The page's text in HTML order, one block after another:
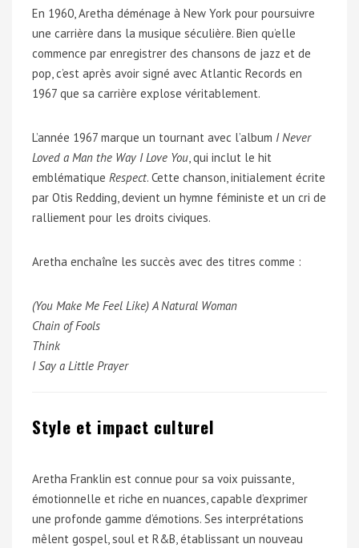
En 1960, Aretha déménage à New York pour poursuivre
une carrière dans la musique séculière. Bien qu’elle
commence par enregistrer des chansons de jazz et de
pop, c’est après avoir signé avec Atlantic Records en
1967 que sa carrière explose véritablement.
L’année 1967 marque un tournant avec l’album I Never
Loved a Man the Way I Love You, qui inclut le hit
emblématique Respect. Cette chanson, initialement écrite
par Otis Redding, devient un hymne féministe et un cri de
ralliement pour les droits civiques.
Aretha enchaîne les succès avec des titres comme :
(You Make Me Feel Like) A Natural Woman
Chain of Fools
Think
I Say a Little Prayer
Style et impact culturel
Aretha Franklin est connue pour sa voix puissante,
émotionnelle et riche en nuances, capable d’exprimer
une profonde gamme d’émotions. Ses interprétations
mêlent gospel, soul et R&B, établissant un nouveau